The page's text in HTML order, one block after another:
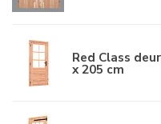
Red Class
x 205 cm